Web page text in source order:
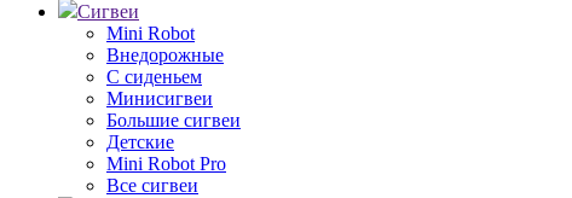
Сигвеи
Mini Robot
Внедорожные
С сиденьем
Минисигвеи
Большие сигвеи
Детские
Mini Robot Pro
Все сигвеи